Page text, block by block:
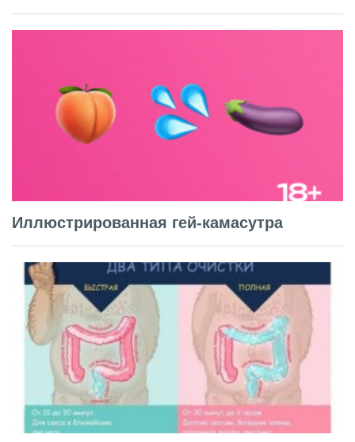
Иллюстрированная гей-камасутра